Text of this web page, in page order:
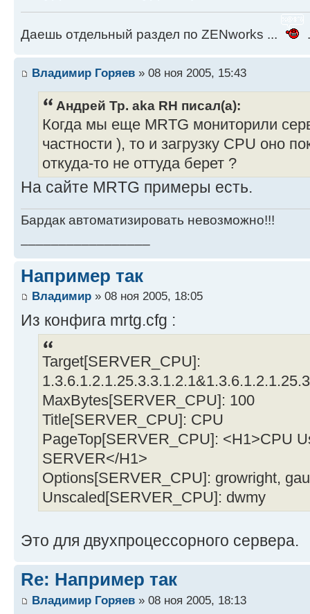
Даешь отдельный раздел по ZENworks ...
Владимир Горяев » 08 ноя 2005, 15:43
Андрей Тр. aka RH писал(а):
Когда мы еще MRTG мониторили
частности ), то и загрузку CPU оно
откуда-то не оттуда берет ?
На сайте MRTG примеры есть.
Бардак автоматизировать невозможно!!!
Например так
Владимир » 08 ноя 2005, 18:05
Из конфига mrtg.cfg :
Target[SERVER_CPU]:
MaxBytes[SERVER_CPU]: 100
Title[SERVER_CPU]: CPU
PageTop[SERVER_CPU]: <H1>CPU
SERVER</H1>
Options[SERVER_CPU]: growright,
Unscaled[SERVER_CPU]: dwmy
Это для двухпроцессорного сервера.
Re: Например так
Владимир Горяев » 08 ноя 2005, 18:13